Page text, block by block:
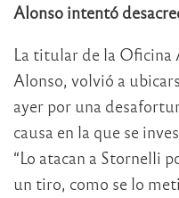
Alonso intentó
La titular de la
Alonso, volvió a
ayer por una
causa en la que se
“Lo atacan a Stornelli
un tiro, como se lo